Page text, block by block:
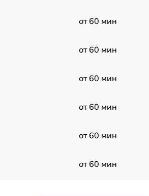
от 60 мин
от 60 мин
от 60 мин
от 60 мин
от 60 мин
от 60 мин